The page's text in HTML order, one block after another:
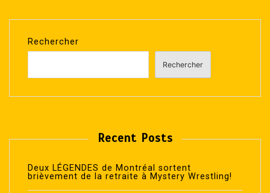
Rechercher
Rechercher
Recent Posts
Deux LÉGENDES de Montréal sortent
brièvement de la retraite à Mystery Wrestling!